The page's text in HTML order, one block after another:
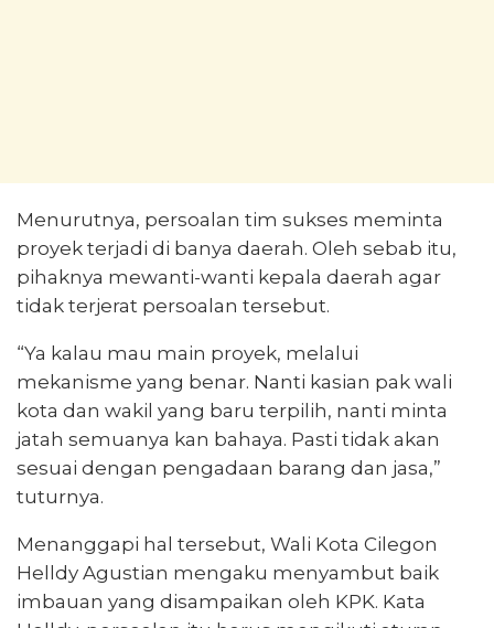
Menurutnya, persoalan tim sukses meminta
proyek terjadi di banya daerah. Oleh sebab itu,
pihaknya mewanti-wanti kepala daerah agar
tidak terjerat persoalan tersebut.
“Ya kalau mau main proyek, melalui
mekanisme yang benar. Nanti kasian pak wali
kota dan wakil yang baru terpilih, nanti minta
jatah semuanya kan bahaya. Pasti tidak akan
sesuai dengan pengadaan barang dan jasa,”
tuturnya.
Menanggapi hal tersebut, Wali Kota Cilegon
Helldy Agustian mengaku menyambut baik
imbauan yang disampaikan oleh KPK. Kata